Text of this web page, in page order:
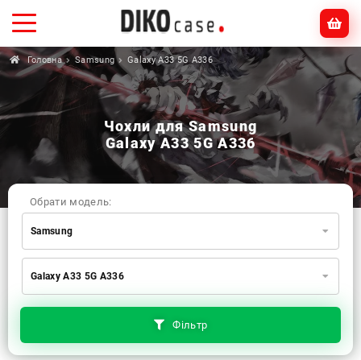
Головна Samsung Galaxy A33 5G A336
Чохли для Samsung
Galaxy A33 5G A336
Фільтр
Обрати модель:
Samsung
Xiaomi
Apple
Huawei
Realme
TECNO
ZTE
OnePlus
Motorola
Galaxy A33 5G A336